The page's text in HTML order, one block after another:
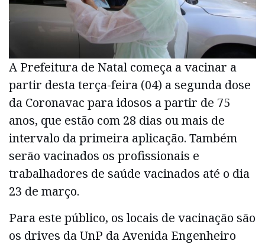
A Prefeitura de Natal começa a vacinar a
partir desta terça-feira (04) a segunda dose
da Coronavac para idosos a partir de 75
anos, que estão com 28 dias ou mais de
intervalo da primeira aplicação. Também
serão vacinados os profissionais e
trabalhadores de saúde vacinados até o dia
23 de março.
Para este público, os locais de vacinação são
os drives da UnP da Avenida Engenheiro